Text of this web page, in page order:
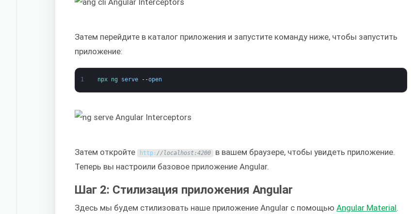
Затем перейдите в каталог приложения и запустите команду ниже, чтобы запустить
приложение:
1 npx ng serve --open
Затем откройте http : //localhost:4200 в вашем браузере, чтобы увидеть приложение.
Теперь вы настроили базовое приложение Angular.
Шаг 2: Стилизация приложения Angular
Здесь мы будем стилизовать наше приложение Angular с помощьюAngular Material